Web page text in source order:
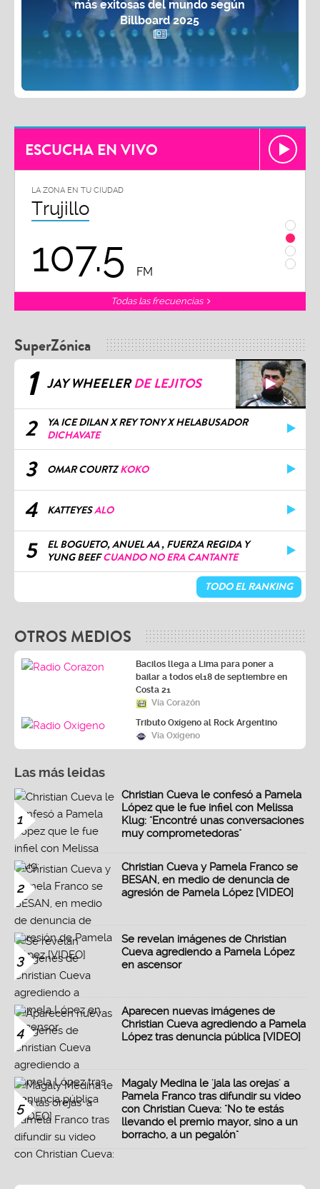
más exitosas del mundo según
Billboard 2025
ESCUCHA EN VIVO
LA ZONA EN TU CIUDAD
Chiclayo
102.3
Todas las frecuencias
SuperZónica
1 JAY WHEELERDE LEJITOS
2
YA ICE DILAN X REY TONY X HELABUSADOR
DICHAVATE
3 OMAR COURTZKOKO
4 KATTEYESALO
5
EL BOGUETO, ANUEL AA , FUERZA REGIDA Y
YUNG BEEFCUANDO NO ERA CANTANTE
TODO EL RANKING
OTROS MEDIOS
Bacilos llega a Lima para poner a
bailar a todos el18 de septiembre en
Costa 21
Vía Corazón
Tributo Oxígeno al Rock Argentino
Vía Oxígeno
Las más leidas
1
Christian Cueva le confesó a Pamela
López que le fue infiel con Melissa
Klug: "Encontré unas conversaciones
muy comprometedoras"
2
Christian Cueva y Pamela Franco se
BESAN, en medio de denuncia de
agresión de Pamela López [VIDEO]
3
Se revelan imágenes de Christian
Cueva agrediendo a Pamela López
en ascensor
4
Aparecen nuevas imágenes de
Christian Cueva agrediendo a Pamela
López tras denuncia pública [VIDEO]
5
Magaly Medina le 'jala las orejas' a
Pamela Franco tras difundir su video
con Christian Cueva: "No te estás
llevando el premio mayor, sino a un
borracho, a un pegalón"